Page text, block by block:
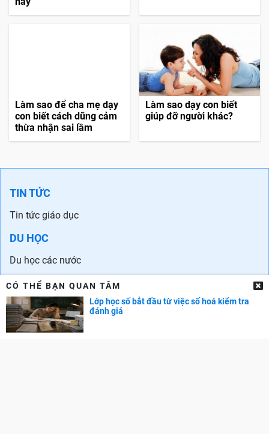
Làm sao để cha mẹ dạy
con biết cách dũng cảm
thừa nhận sai lầm
Làm sao dạy con biết
giúp đỡ người khác?
TIN TỨC
Tin tức giáo dục
DU HỌC
Du học các nước
Tin tức du học
Trung tâm tư vấn Du học
NGOẠI NGỮ
CÓ THỂ BẠN QUAN TÂM
Lớp học số bắt đầu từ việc số hoá kiểm tra
đánh giá